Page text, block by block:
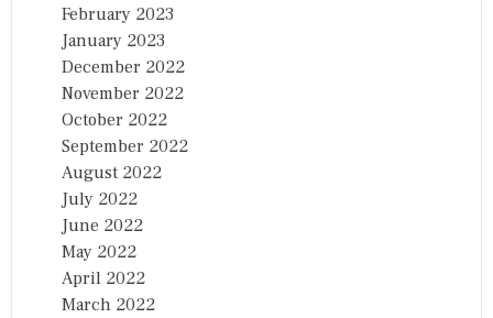
February 2023
January 2023
December 2022
November 2022
October 2022
September 2022
August 2022
July 2022
June 2022
May 2022
April 2022
March 2022